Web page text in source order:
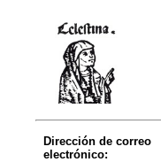
Dirección de correo
electrónico: